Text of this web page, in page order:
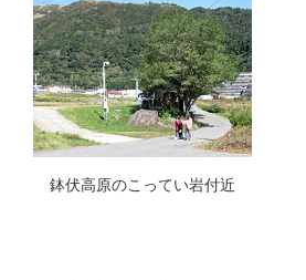
鉢伏高原のこってい岩付近